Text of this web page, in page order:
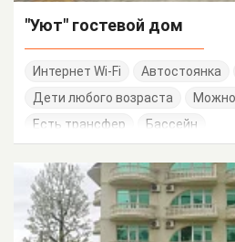
"Уют" гостевой дом
Интернет Wi-Fi Автостоянка
Дети любого возраста
Есть трансфер
Бассейн